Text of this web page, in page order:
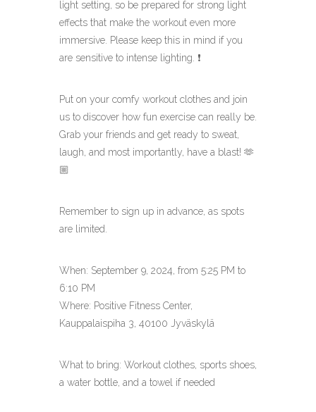
light setting, so be prepared for strong light
effects that make the workout even more
immersive. Please keep this in mind if you
are sensitive to intense lighting. ❗️
Put on your comfy workout clothes and join
us to discover how fun exercise can really be.
Grab your friends and get ready to sweat,
laugh, and most importantly, have a blast! 🫶
🏼
Remember to sign up in advance, as spots
are limited.
When: September 9, 2024, from 5:25 PM to
6:10 PM
Where: Positive Fitness Center,
Kauppalaispiha 3, 40100 Jyväskylä
What to bring: Workout clothes, sports shoes,
a water bottle, and a towel if needed